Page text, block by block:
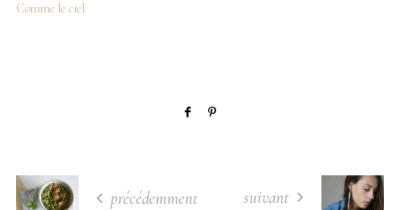
Comme le ciel
précédemment suivant